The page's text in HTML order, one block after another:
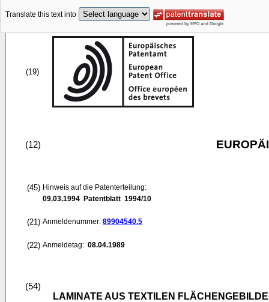
Translate this text into
(19)
(12)
(45) Hinweis auf die Patenterteilung:
09.03.1994 Patentblatt 1994/10
(21) Anmeldenummer: 89904540.5
(22) Anmeldetag: 08.04.1989
(54)
LAMINATE AUS TEXTILEN